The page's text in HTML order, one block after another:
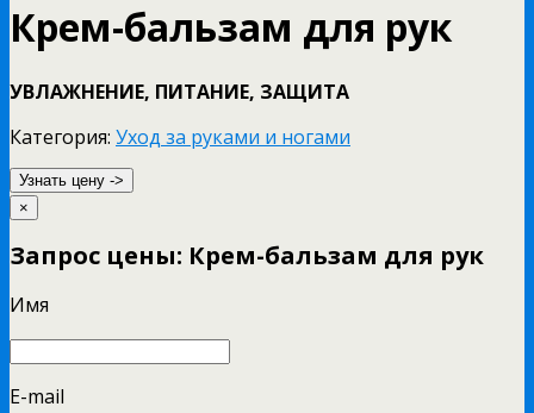
Крем-бальзам для рук
УВЛАЖНЕНИЕ, ПИТАНИЕ, ЗАЩИТА
Категория: Уход за руками и ногами
Узнать цену ->
×
Запрос цены: Крем-бальзам для рук
Имя
E-mail